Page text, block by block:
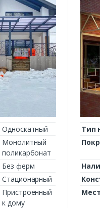
Односкатный
Монолитный
поликарбонат
Без ферм
Стационарный
Пристроенный
к дому
Тип